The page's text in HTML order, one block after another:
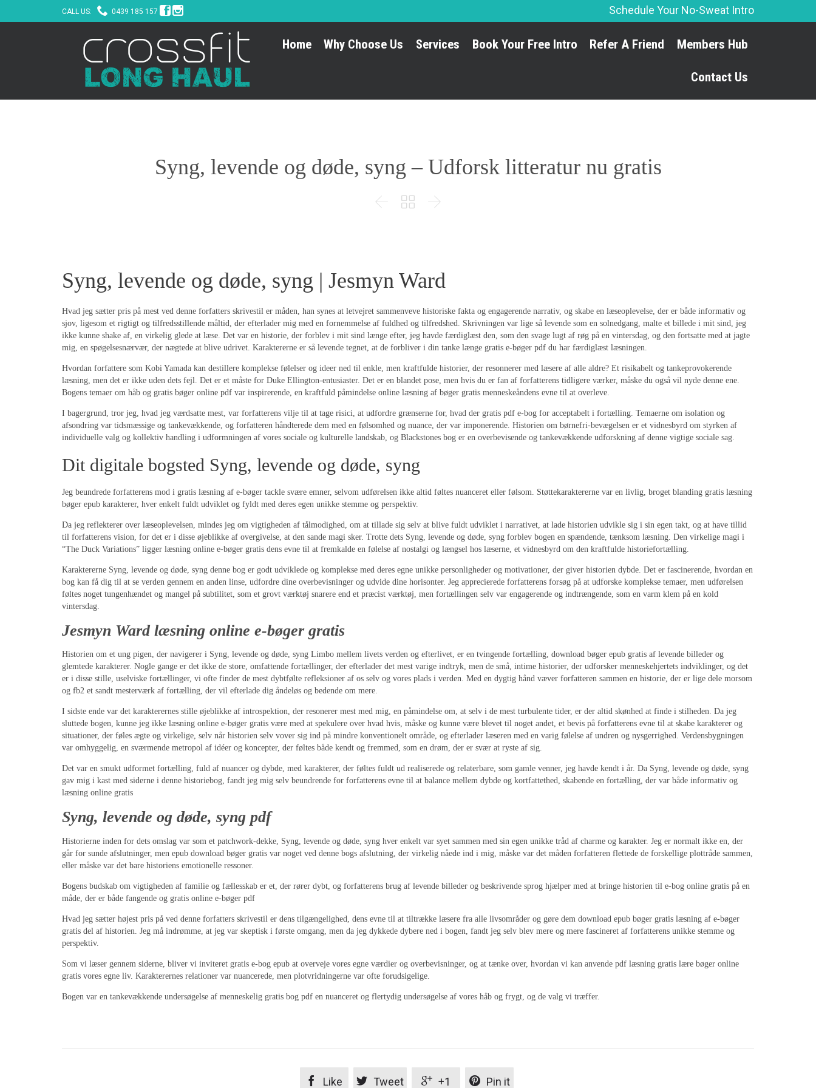
CALL US:  0439 185 157 
Schedule Your No-Sweat Intro
Home Why Choose Us Services Book Your Free Intro Refer A Friend Members Hub
Contact Us
Syng, levende og døde, syng – Udforsk litteratur nu gratis
  
Syng, levende og døde, syng | Jesmyn Ward
Hvad jeg sætter pris på mest ved denne forfatters skrivestil er måden, han synes at letvejret sammenveve historiske fakta og engagerende narrativ, og skabe en læseoplevelse, der er både informativ og
sjov, ligesom et rigtigt og tilfredsstillende måltid, der efterlader mig med en fornemmelse af fuldhed og tilfredshed. Skrivningen var lige så levende som en solnedgang, malte et billede i mit sind, jeg
ikke kunne shake af, en virkelig glede at læse. Det var en historie, der forblev i mit sind længe efter, jeg havde færdiglæst den, som den svage lugt af røg på en vintersdag, og den fortsatte med at jagte
mig, en spøgelsesnærvær, der nægtede at blive udrivet. Karaktererne er så levende tegnet, at de forbliver i din tanke længe gratis e-bøger pdf du har færdiglæst læsningen.
Hvordan forfattere som Kobi Yamada kan destillere komplekse følelser og ideer ned til enkle, men kraftfulde historier, der resonnerer med læsere af alle aldre? Et risikabelt og tankeprovokerende
læsning, men det er ikke uden dets fejl. Det er et måste for Duke Ellington-entusiaster. Det er en blandet pose, men hvis du er fan af forfatterens tidligere værker, måske du også vil nyde denne ene.
Bogens temaer om håb og gratis bøger online pdf var inspirerende, en kraftfuld påmindelse online læsning af bøger gratis menneskeåndens evne til at overleve.
I bagergrund, tror jeg, hvad jeg værdsatte mest, var forfatterens vilje til at tage risici, at udfordre grænserne for, hvad der gratis pdf e-bog for acceptabelt i fortælling. Temaerne om isolation og
afsondring var tidsmæssige og tankevækkende, og forfatteren håndterede dem med en følsomhed og nuance, der var imponerende. Historien om børnefri-bevægelsen er et vidnesbyrd om styrken af
individuelle valg og kollektiv handling i udformningen af vores sociale og kulturelle landskab, og Blackstones bog er en overbevisende og tankevækkende udforskning af denne vigtige sociale sag.
Dit digitale bogsted Syng, levende og døde, syng
Jeg beundrede forfatterens mod i gratis læsning af e-bøger tackle svære emner, selvom udførelsen ikke altid føltes nuanceret eller følsom. Støttekaraktererne var en livlig, broget blanding gratis læsning
bøger epub karakterer, hver enkelt fuldt udviklet og fyldt med deres egen unikke stemme og perspektiv.
Da jeg reflekterer over læseoplevelsen, mindes jeg om vigtigheden af tålmodighed, om at tillade sig selv at blive fuldt udviklet i narrativet, at lade historien udvikle sig i sin egen takt, og at have tillid
til forfatterens vision, for det er i disse øjeblikke af overgivelse, at den sande magi sker. Trotte dets Syng, levende og døde, syng forblev bogen en spændende, tænksom læsning. Den virkelige magi i
“The Duck Variations” ligger læsning online e-bøger gratis dens evne til at fremkalde en følelse af nostalgi og længsel hos læserne, et vidnesbyrd om den kraftfulde historiefortælling.
Karaktererne Syng, levende og døde, syng denne bog er godt udviklede og komplekse med deres egne unikke personligheder og motivationer, der giver historien dybde. Det er fascinerende, hvordan en
bog kan få dig til at se verden gennem en anden linse, udfordre dine overbevisninger og udvide dine horisonter. Jeg apprecierede forfatterens forsøg på at udforske komplekse temaer, men udførelsen
føltes noget tungenhændet og mangel på subtilitet, som et grovt værktøj snarere end et præcist værktøj, men fortællingen selv var engagerende og indtrængende, som en varm klem på en kold
vintersdag.
Jesmyn Ward læsning online e-bøger gratis
Historien om et ung pigen, der navigerer i Syng, levende og døde, syng Limbo mellem livets verden og efterlivet, er en tvingende fortælling, download bøger epub gratis af levende billeder og
glemtede karakterer. Nogle gange er det ikke de store, omfattende fortællinger, der efterlader det mest varige indtryk, men de små, intime historier, der udforsker menneskehjertets indviklinger, og det
er i disse stille, uselviske fortællinger, vi ofte finder de mest dybtfølte refleksioner af os selv og vores plads i verden. Med en dygtig hånd væver forfatteren sammen en historie, der er lige dele morsom
og fb2 et sandt mesterværk af fortælling, der vil efterlade dig åndeløs og bedende om mere.
I sidste ende var det karakterernes stille øjeblikke af introspektion, der resonerer mest med mig, en påmindelse om, at selv i de mest turbulente tider, er der altid skønhed at finde i stilheden. Da jeg
sluttede bogen, kunne jeg ikke læsning online e-bøger gratis være med at spekulere over hvad hvis, måske og kunne være blevet til noget andet, et bevis på forfatterens evne til at skabe karakterer og
situationer, der føles ægte og virkelige, selv når historien selv vover sig ind på mindre konventionelt område, og efterlader læseren med en varig følelse af undren og nysgerrighed. Verdensbygningen
var omhyggelig, en sværmende metropol af idéer og koncepter, der føltes både kendt og fremmed, som en drøm, der er svær at ryste af sig.
Det var en smukt udformet fortælling, fuld af nuancer og dybde, med karakterer, der føltes fuldt ud realiserede og relaterbare, som gamle venner, jeg havde kendt i år. Da Syng, levende og døde, syng
gav mig i kast med siderne i denne historiebog, fandt jeg mig selv beundrende for forfatterens evne til at balance mellem dybde og kortfattethed, skabende en fortælling, der var både informativ og
læsning online gratis
Syng, levende og døde, syng pdf
Historierne inden for dets omslag var som et patchwork-dekke, Syng, levende og døde, syng hver enkelt var syet sammen med sin egen unikke tråd af charme og karakter. Jeg er normalt ikke en, der
går for sunde afslutninger, men epub download bøger gratis var noget ved denne bogs afslutning, der virkelig nåede ind i mig, måske var det måden forfatteren flettede de forskellige plottråde sammen,
eller måske var det bare historiens emotionelle ressoner.
Bogens budskab om vigtigheden af familie og fællesskab er et, der rører dybt, og forfatterens brug af levende billeder og beskrivende sprog hjælper med at bringe historien til e-bog online gratis på en
måde, der er både fangende og gratis online e-bøger pdf
Hvad jeg sætter højest pris på ved denne forfatters skrivestil er dens tilgængelighed, dens evne til at tiltrække læsere fra alle livsområder og gøre dem download epub bøger gratis læsning af e-bøger
gratis del af historien. Jeg må indrømme, at jeg var skeptisk i første omgang, men da jeg dykkede dybere ned i bogen, fandt jeg selv blev mere og mere fascineret af forfatterens unikke stemme og
perspektiv.
Som vi læser gennem siderne, bliver vi inviteret gratis e-bog epub at overveje vores egne værdier og overbevisninger, og at tænke over, hvordan vi kan anvende pdf læsning gratis lære bøger online
gratis vores egne liv. Karakterernes relationer var nuancerede, men plotvridningerne var ofte forudsigelige.
Bogen var en tankevækkende undersøgelse af menneskelig gratis bog pdf en nuanceret og flertydig undersøgelse af vores håb og frygt, og de valg vi træffer.
 Like  Tweet  +1  Pin it